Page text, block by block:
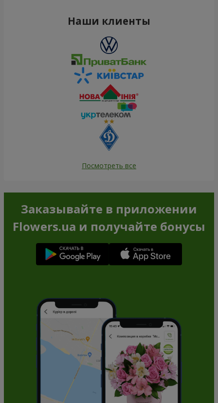
Наши клиенты
Посмотреть все
Заказывайте в приложении
Flowers.ua и получайте бонусы